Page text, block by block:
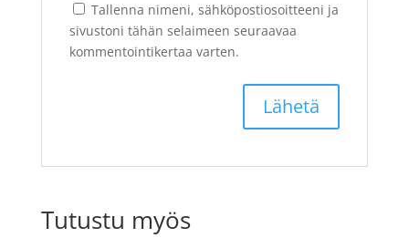
Tallenna nimeni, sähköpostiosoitteeni ja
sivustoni tähän selaimeen seuraavaa
kommentointikertaa varten.
Tutustu myös